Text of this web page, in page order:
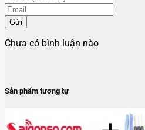
Gửi
Chưa có bình luận nào
Sản phẩm tương tự